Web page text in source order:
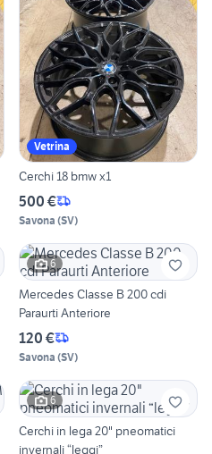
Vetrina
Cerchi 18 bmw x1
500 €
Savona (SV)
6
Mercedes Classe B 200 cdi
Paraurti Anteriore
120 €
Savona (SV)
6
Cerchi in lega 20" pneomatici
invernali “leggi”